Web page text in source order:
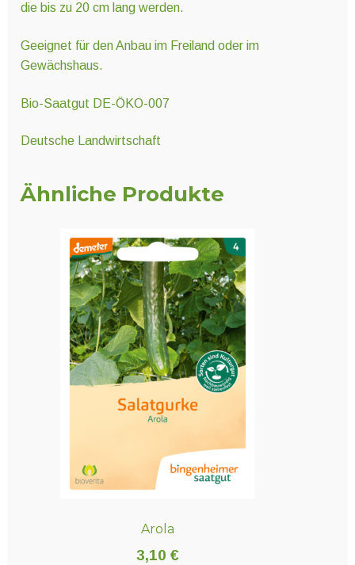
die bis zu 20 cm lang werden.
Geeignet für den Anbau im Freiland oder im
Gewächshaus.
Bio-Saatgut DE-ÖKO-007
Deutsche Landwirtschaft
Ähnliche Produkte
Arola
3,10 €